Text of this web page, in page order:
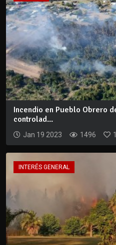
Incendio en Pueblo Obrero
controlad...
Jan 19 2023 1496
INTERÉS GENERAL